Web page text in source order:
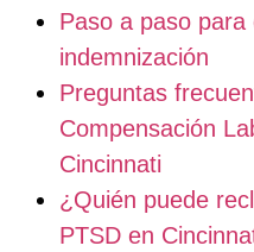
Paso a paso
indemnización
Preguntas
Compensación
Cincinnati
¿Quién puede
PTSD en